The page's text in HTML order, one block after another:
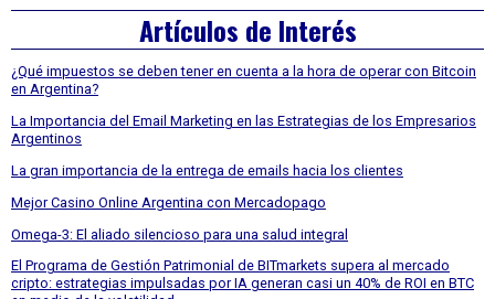
Artículos de Interés
¿Qué impuestos se deben tener en cuenta a la hora de operar con Bitcoin
en Argentina?
La Importancia del Email Marketing en las Estrategias de los Empresarios
Argentinos
La gran importancia de la entrega de emails hacia los clientes
Mejor Casino Online Argentina con Mercadopago
Omega-3: El aliado silencioso para una salud integral
El Programa de Gestión Patrimonial de BITmarkets supera al mercado
cripto: estrategias impulsadas por IA generan casi un 40% de ROI en BTC